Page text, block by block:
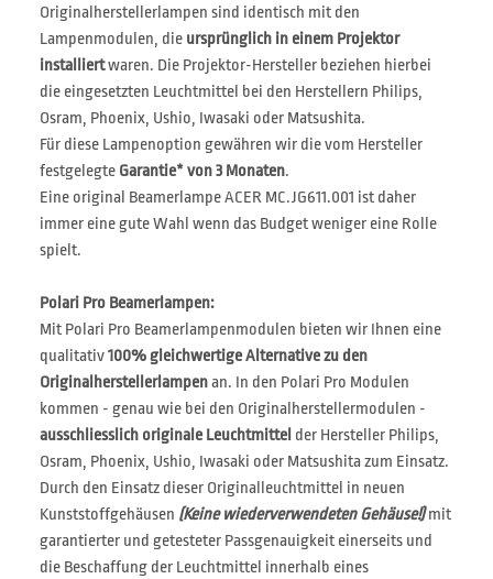
Originalherstellerlampen sind identisch mit den
Lampenmodulen, die ursprünglich in einem Projektor
installiertwaren. Die Projektor-Hersteller beziehen hierbei
die eingesetzten Leuchtmittel bei den Herstellern Philips,
Osram, Phoenix, Ushio, Iwasaki oder Matsushita.
Für diese Lampenoption gewähren wir die vom Hersteller
festgelegte Garantie* von 3 Monaten.
Eine original Beamerlampe ACER MC.JG611.001 ist daher
immer eine gute Wahl wenn das Budget weniger eine Rolle
spielt.
Polari Pro Beamerlampen:
Mit Polari Pro Beamerlampenmodulen bieten wir Ihnen eine
qualitativ100% gleichwertige Alternative zu den
Originalherstellerlampenan. In den Polari Pro Modulen
kommen - genau wie bei den Originalherstellermodulen -
ausschliesslich originale Leuchtmittel der Hersteller Philips,
Osram, Phoenix, Ushio, Iwasaki oder Matsushita zum Einsatz.
Durch den Einsatz dieser Originalleuchtmittel in neuen
Kunststoffgehäusen (Keine wiederverwendeten Gehäuse!)mit
garantierter und getesteter Passgenauigkeit einerseits und
die Beschaffung der Leuchtmittel innerhalb eines